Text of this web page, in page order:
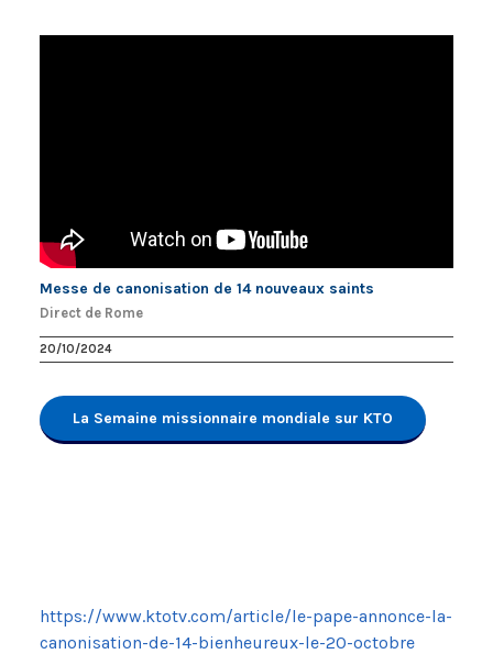
Messe de canonisation de 14 nouveaux saints
Direct de Rome
20/10/2024
La Semaine missionnaire mondiale sur KTO
https://www.ktotv.com/article/le-pape-annonce-la-
canonisation-de-14-bienheureux-le-20-octobre